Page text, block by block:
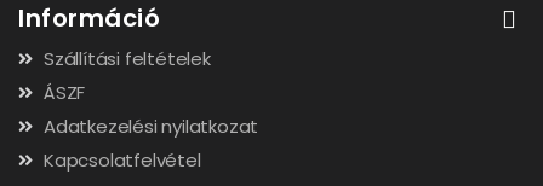
Információ
Szállítási feltételek
ÁSZF
Adatkezelési nyilatkozat
Kapcsolatfelvétel